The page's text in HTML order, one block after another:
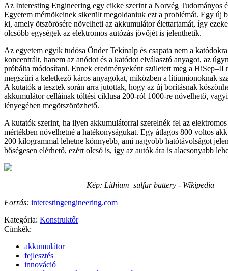
Az Interesting Engineering egy cikke szerint a Norvég Tudományos
Egyetem mérnökeinek sikerült megoldaniuk ezt a problémát. Egy új
ki, amely ötszörösére növelheti az akkumulátor élettartamát, így
olcsóbb egységek az elektromos autózás jövőjét is jelenthetik.
Az egyetem egyik tudósa Önder Tekinalp és csapata nem a
koncentrált, hanem az anódot és a katódot elválasztó anyagot, az
próbálta módosítani. Ennek eredményeként született meg a HiSep–II
megszűri a keletkező káros anyagokat, miközben a lítiumionoknak
A kutatók a tesztek során arra jutottak, hogy az új borításnak
akkumulátor celláinak töltési ciklusa 200-ról 1000-re növelhető,
lényegében megötszörözhető.
A kutatók szerint, ha ilyen akkumulátorral szerelnék fel az
mértékben növelhetné a hatékonyságukat. Egy átlagos 800 voltos
200 kilogrammal lehetne könnyebb, ami nagyobb hatótávolságot
bőségesen elérhető, ezért olcsó is, így az autók ára is alacsonyabb
Kép: Lithium–sulfur battery - Wikipedia
Forrás: interestingengineering.com
Kategória: Konstruktőr
Címkék:
akkumulátor
fejlesztés
innováció